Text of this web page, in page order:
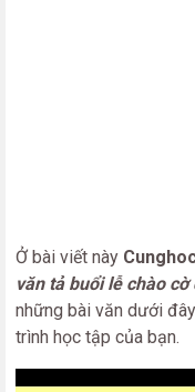
Ở bài viết này
văn tả buổi lễ chào cờ
những bài văn dưới
trình học tập của bạn.